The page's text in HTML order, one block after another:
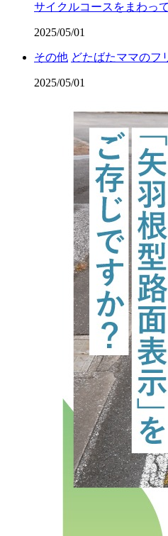
サイクルコースをまわっ
2025/05/01
その他 どたばたママのフ
2025/05/01